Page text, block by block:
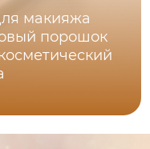
макияжа
порошок